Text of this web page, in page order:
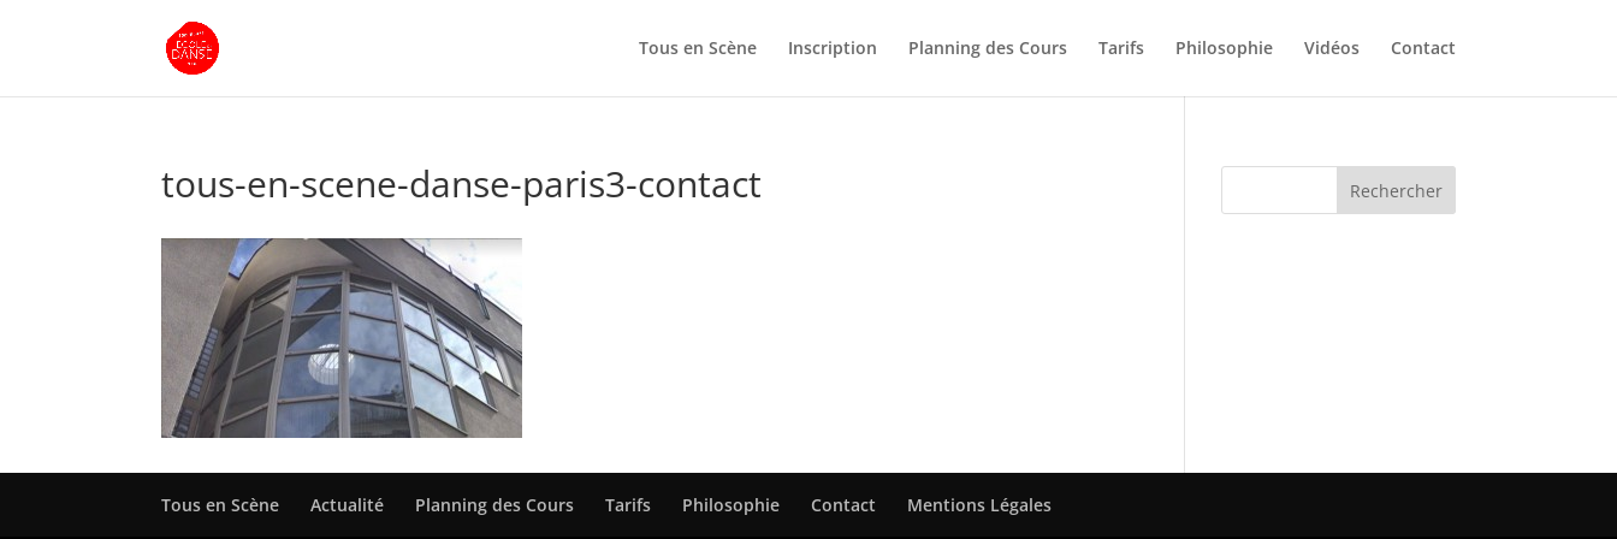
Tous en Scène Inscription Planning des Cours Tarifs Philosophie Vidéos Contact
tous-en-scene-danse-paris3-contact
Tous en Scène Actualité Planning des Cours Tarifs Philosophie Contact Mentions Légales